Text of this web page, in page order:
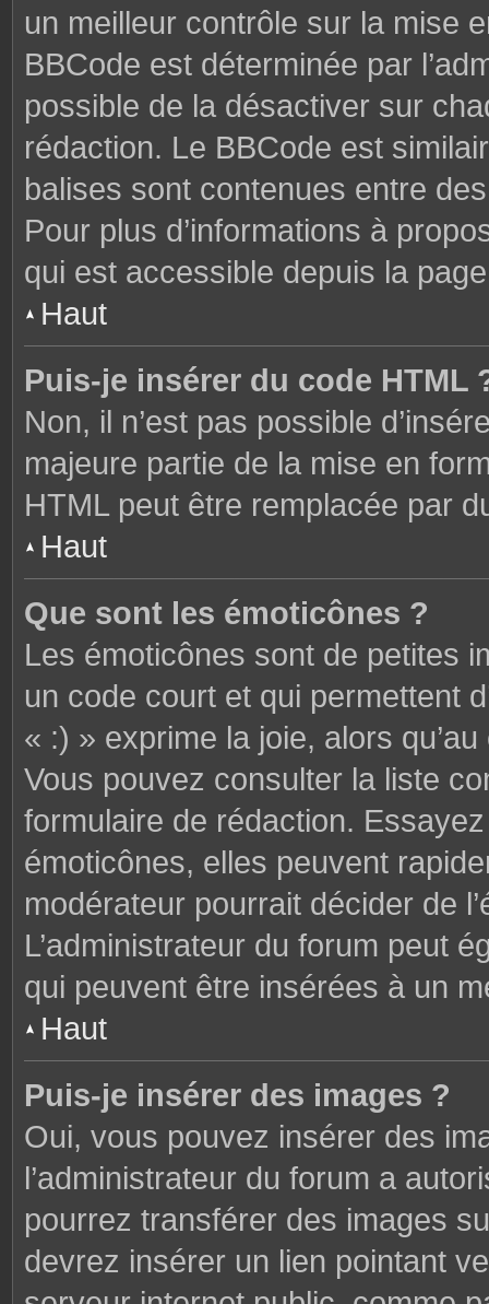
un meilleur contrôle sur la mise
BBCode est déterminée par
possible de la désactiver sur
rédaction. Le BBCode est
balises sont contenues entre
Pour plus d’informations à
qui est accessible depuis la
Haut
Puis-je insérer du code HTML
Non, il n’est pas possible
majeure partie de la mise en
HTML peut être remplacée par
Haut
Que sont les émoticônes ?
Les émoticônes sont de petites
un code court et qui permettent
« :) » exprime la joie, alors
Vous pouvez consulter la liste
formulaire de rédaction.
émoticônes, elles peuvent
modérateur pourrait décider de
L’administrateur du forum peut
qui peuvent être insérées à un
Haut
Puis-je insérer des images ?
Oui, vous pouvez insérer des
l’administrateur du forum a
pourrez transférer des images
devrez insérer un lien pointant